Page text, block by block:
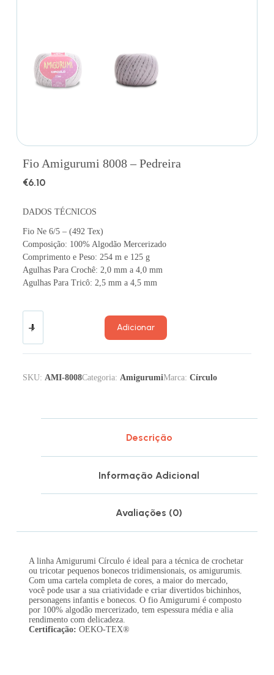
Fio Amigurumi 8008 – Pedreira
€6.10
DADOS TÉCNICOS
Fio Ne 6/5 – (492 Tex)
Composição: 100% Algodão Mercerizado
Comprimento e Peso: 254 m e 125 g
Agulhas Para Crochê: 2,0 mm a 4,0 mm
Agulhas Para Tricô: 2,5 mm a 4,5 mm
Adicionar
SKU: AMI-8008Categoria: AmigurumiMarca: Círculo
Descrição
Informação Adicional
Avaliações (0)
A linha Amigurumi Círculo é ideal para a técnica de crochetar
ou tricotar pequenos bonecos tridimensionais, os amigurumis.
Com uma cartela completa de cores, a maior do mercado,
você pode usar a sua criatividade e criar divertidos bichinhos,
personagens infantis e bonecos. O fio Amigurumi é composto
por 100% algodão mercerizado, tem espessura média e alia
rendimento com delicadeza.
Certificação: OEKO-TEX®